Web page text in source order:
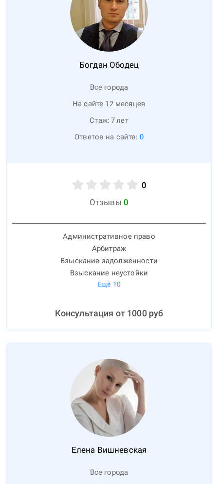
Богдан Ободец
Все города
На сайте 12 месяцев
Стаж: 7лет
Ответов на сайте: 0
0
Отзывы 0
Административное право
Арбитраж
Взыскание задолженности
Взыскание неустойки
Ещё 10
Консультация от 1000руб
Елена Вишневская
Все города